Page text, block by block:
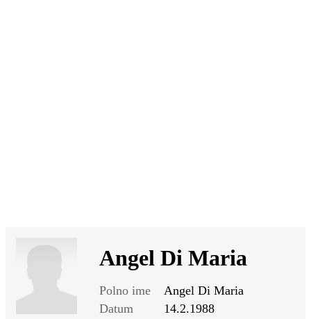
Angel Di Maria
Polno ime
Angel Di Maria
Datum
14.2.1988